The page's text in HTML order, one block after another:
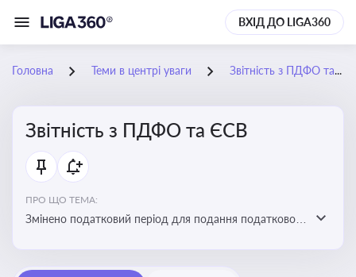
ВХІД ДО LIGA360
Головна Теми в центрі уваги Звітність з ПДФО та ЄСВ
Звітність з ПДФО та ЄСВ
ПРО ЩО ТЕМА:
Змінено податковий період для подання податкового